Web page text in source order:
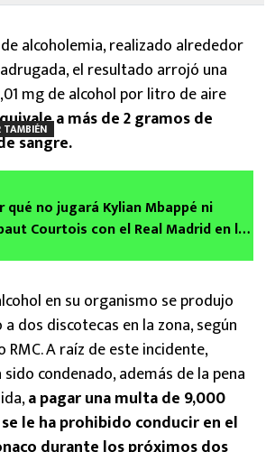
alcoholemia, realizado alrededor
el resultado arrojó una
mg de alcohol por litro de aire
a más de 2 gramos de
sangre.
TAMBIÉN
qué no jugará Kylian Mbappé ni
Courtois con el Real Madrid en la
en su organismo se produjo
dos discotecas en la zona, según
A raíz de este incidente,
condenado, además de la pena
a pagar una multa de 9,000
le ha prohibido conducir en el